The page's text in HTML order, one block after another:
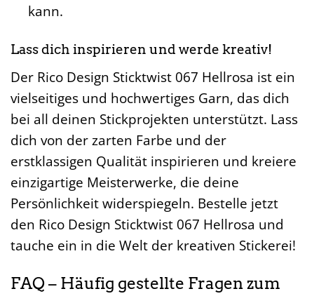
kann.
Lass dich inspirieren und werde kreativ!
Der Rico Design Sticktwist 067 Hellrosa ist ein
vielseitiges und hochwertiges Garn, das dich
bei all deinen Stickprojekten unterstützt. Lass
dich von der zarten Farbe und der
erstklassigen Qualität inspirieren und kreiere
einzigartige Meisterwerke, die deine
Persönlichkeit widerspiegeln. Bestelle jetzt
den Rico Design Sticktwist 067 Hellrosa und
tauche ein in die Welt der kreativen Stickerei!
FAQ – Häufig gestellte Fragen zum